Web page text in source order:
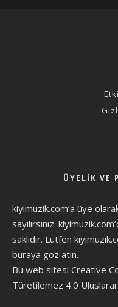
ÜYELIK VE
kiyimuzik.com’a üye
sayılırsınız.
saklıdır. Lütfen
buraya göz atın.
Bu web sitesi Creative
Türetilemez 4.0